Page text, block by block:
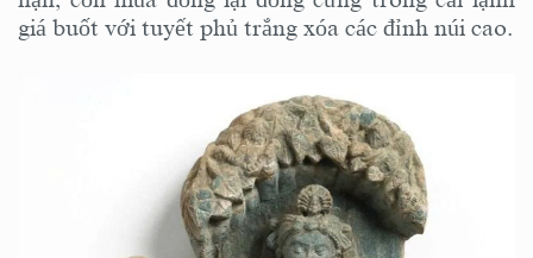
giá buốt với tuyết phủ trắng xóa các đỉnh núi cao.